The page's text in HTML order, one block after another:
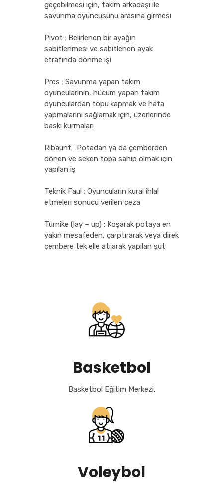
geçebilmesi için, takım arkadaşı ile
savunma oyuncusunu arasına girmesi
Pivot : Belirlenen bir ayağın
sabitlenmesi ve sabitlenen ayak
etrafında dönme işi
Pres : Savunma yapan takım
oyuncularının, hücum yapan takım
oyunculardan topu kapmak ve hata
yapmalarını sağlamak için, üzerlerinde
baskı kurmaları
Ribaunt : Potadan ya da çemberden
dönen ve seken topa sahip olmak için
yapılan iş
Teknik Faul : Oyuncuların kural ihlal
etmeleri sonucu verilen ceza
Turnike (lay – up) : Koşarak potaya en
yakın mesafeden, çarptırarak veya direk
çembere tek elle atılarak yapılan şut
Basketbol
Basketbol Eğitim Merkezi.
Voleybol